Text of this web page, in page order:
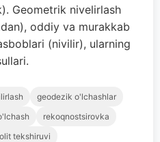
Geometrik nivelirlash
oddiy va murakkab
(nivilir), ularning
geodezik o'lchashlar
rekoqnostsirovka
tekshiruvi